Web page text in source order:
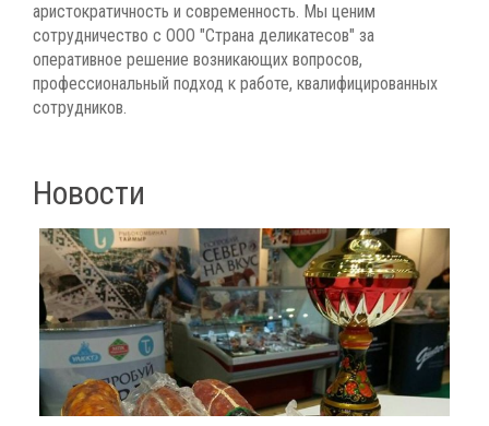
аристократичность и современность. Мы ценим
сотрудничество с ООО "Страна деликатесов" за
оперативное решение возникающих вопросов,
профессиональный подход к работе, квалифицированных
сотрудников.
Новости